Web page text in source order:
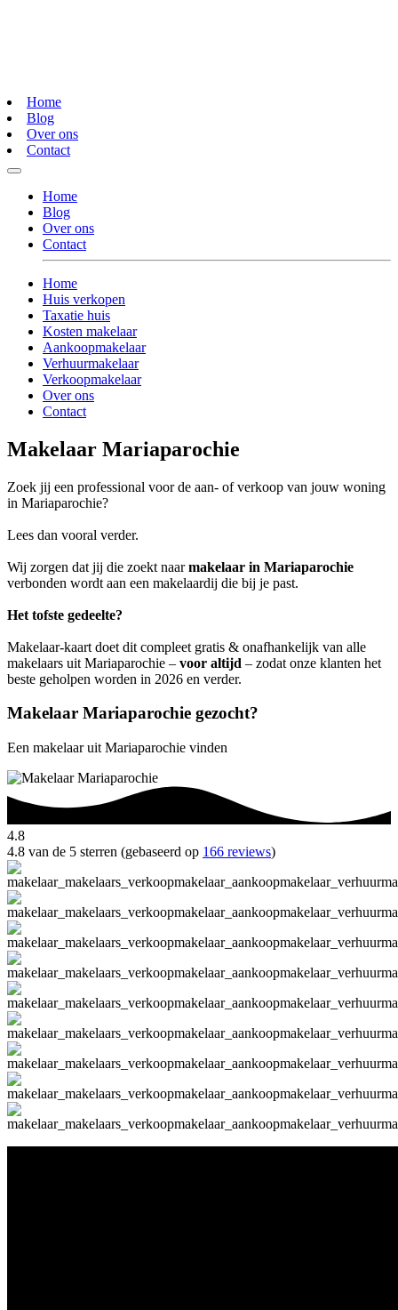
Home
Blog
Over ons
Contact
Home
Blog
Over ons
Contact
Home
Huis verkopen
Taxatie huis
Kosten makelaar
Aankoopmakelaar
Verhuurmakelaar
Verkoopmakelaar
Over ons
Contact
Makelaar Mariaparochie
Zoek jij een professional voor de aan- of verkoop van jouw woning
in Mariaparochie?
Lees dan vooral verder.
Wij zorgen dat jij die zoekt naarmakelaar in Mariaparochie
verbonden wordt aan een makelaardij die bij je past.
Het tofste gedeelte?
Makelaar-kaart doet dit compleet gratis & onafhankelijk van alle
makelaars uit Mariaparochie – voor altijd – zodat onze klanten het
beste geholpen worden in 2026 en verder.
Makelaar Mariaparochie gezocht?
Een makelaar uit Mariaparochie vinden
4.8
4.8 van de 5 sterren (gebaseerd op 166 reviews)